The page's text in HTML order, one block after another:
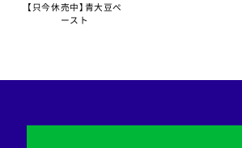
【只今休売中】青大豆ペ
ースト